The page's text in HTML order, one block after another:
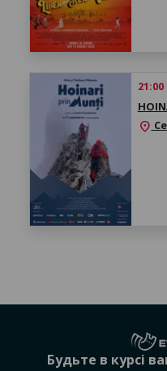
location_on
Будьте в курсі